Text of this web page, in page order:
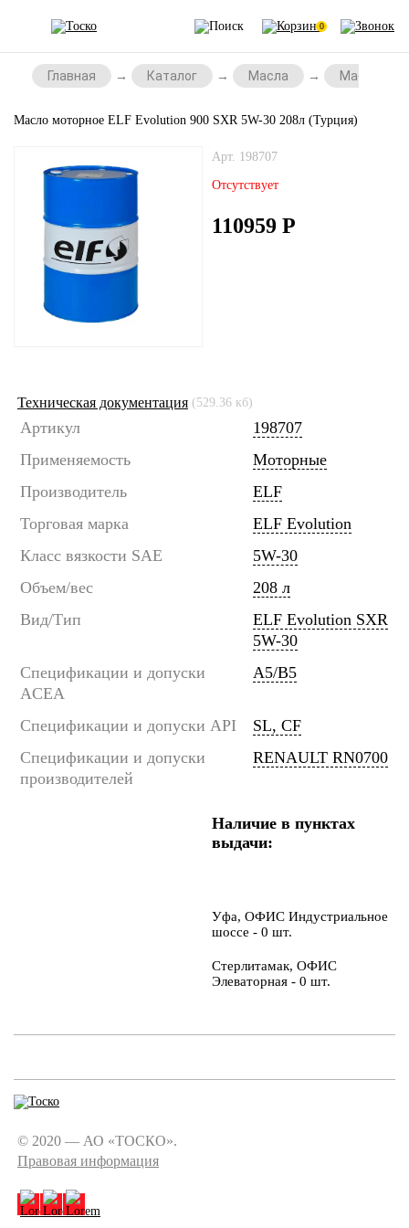
0
Главная Каталог Масла Масла для
Масло моторное ELF Evolution 900 SXR 5W-30 208л (Турция)
Арт. 198707
Отсутствует
110959 Р
Техническая документация (529.36 кб)
Артикул
198707
Применяемость
Моторные
Производитель
ELF
Торговая марка
ELF Evolution
Класс вязкости SAE
5W-30
Объем/вес
208 л
Вид/Тип
ELF Evolution SXR
5W-30
Спецификации и допуски
ACEA
A5/B5
Спецификации и допуски API
SL, CF
Спецификации и допуски
производителей
RENAULT RN0700
Наличие в пунктах
выдачи:
Уфа, ОФИС Индустриальное
шоссе - 0 шт.
Стерлитамак, ОФИС
Элеваторная - 0 шт.
© 2020 — АО «ТОСКО».
Правовая информация